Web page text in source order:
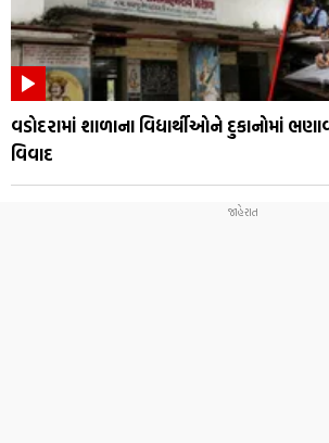
વડોદરામાં શાળાના વિદ્યાર્થીઓને દુકાનોમાં
વિવાદ